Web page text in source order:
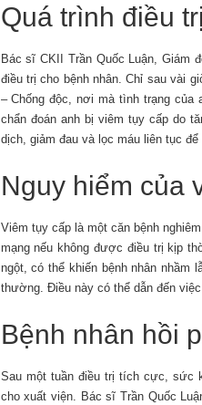
Quá trình điều
Bác sĩ CKII Trần Quốc Luận, Giám
điều trị cho bệnh nhân. Chỉ sau vài
– Chống độc, nơi mà tình trạng của
chẩn đoán anh bị viêm tụy cấp do
dịch, giảm đau và lọc máu liên tục
Nguy hiểm của
Viêm tụy cấp là một căn bệnh
mạng nếu không được điều trị kịp
ngột, có thể khiến bệnh nhân nhầm
thường. Điều này có thể dẫn đến
Bệnh nhân hồi
Sau một tuần điều trị tích cực, sức
cho xuất viện. Bác sĩ Trần Quốc